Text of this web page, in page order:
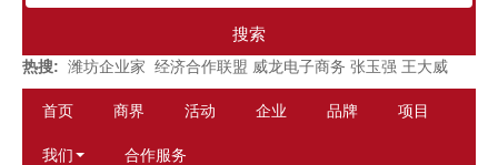
搜索
热搜: 潍坊企业家 经济合作联盟 威龙电子商务 张玉强 王大威
首页 商界 活动 企业 品牌 项目
我们 合作服务